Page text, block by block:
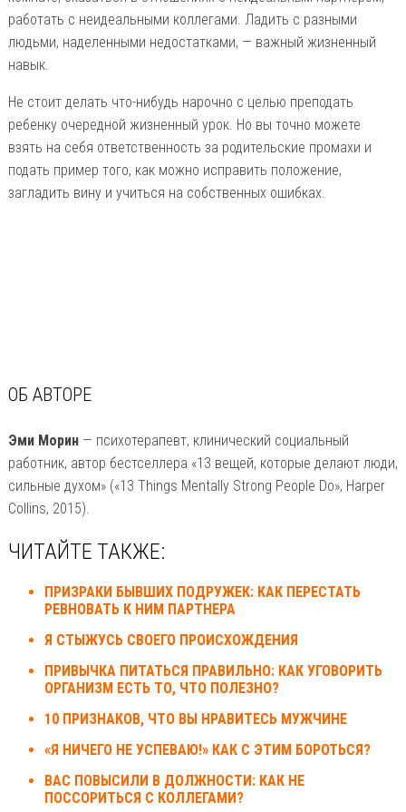
работать с неидеальными коллегами. Ладить с разными
людьми, наделенными недостатками, — важный жизненный
навык.
Не стоит делать что-нибудь нарочно с целью преподать
ребенку очередной жизненный урок. Но вы точно можете
взять на себя ответственность за родительские промахи и
подать пример того, как можно исправить положение,
загладить вину и учиться на собственных ошибках.
ОБ АВТОРЕ
Эми Морин— психотерапевт, клинический социальный
работник, автор бестселлера «13 вещей, которые делают люди,
сильные духом» («13 Things Mentally Strong People Do», Harper
Collins, 2015).
ЧИТАЙТЕ ТАКЖЕ:
ПРИЗРАКИ БЫВШИХ ПОДРУЖЕК: КАК ПЕРЕСТАТЬ
РЕВНОВАТЬ К НИМ ПАРТНЕРА
Я СТЫЖУСЬ СВОЕГО ПРОИСХОЖДЕНИЯ
ПРИВЫЧКА ПИТАТЬСЯ ПРАВИЛЬНО: КАК УГОВОРИТЬ
ОРГАНИЗМ ЕСТЬ ТО, ЧТО ПОЛЕЗНО?
10 ПРИЗНАКОВ, ЧТО ВЫ НРАВИТЕСЬ МУЖЧИНЕ
«Я НИЧЕГО НЕ УСПЕВАЮ!» КАК С ЭТИМ БОРОТЬСЯ?
ВАС ПОВЫСИЛИ В ДОЛЖНОСТИ: КАК НЕ
ПОССОРИТЬСЯ С КОЛЛЕГАМИ?